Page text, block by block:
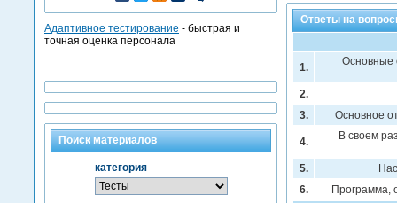
Ответы на
1. Основные
2.
3.
Основное
4. В своем
5.
6.
Программа,
Адаптивное тестирование - быстрая и
точная оценка персонала
Поиск материалов
категория